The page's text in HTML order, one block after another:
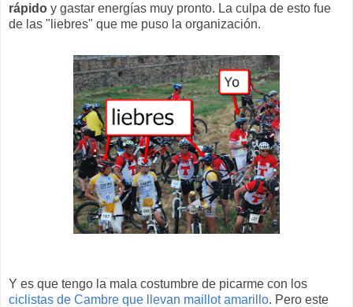
rápido y gastar energías muy pronto. La culpa de esto fue
de las "liebres" que me puso la organización.
Y es que tengo la mala costumbre de picarme con los
ciclistas de Cambre que llevan maillot amarillo. Pero este